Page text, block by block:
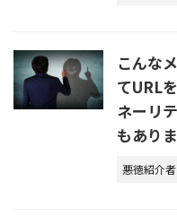
こんな
てURL
ネーリ
もあり
悪徳紹介